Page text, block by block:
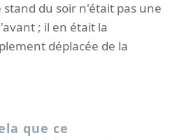
du soir n'était pas une
; il en était la
déplacée de la
que ce